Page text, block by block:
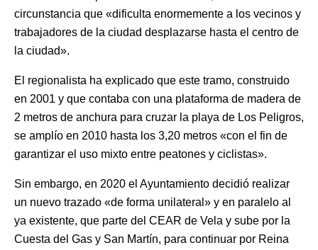
circunstancia que «dificulta enormemente a los vecinos y
trabajadores de la ciudad desplazarse hasta el centro de
la ciudad».
El regionalista ha explicado que este tramo, construido
en 2001 y que contaba con una plataforma de madera de
2 metros de anchura para cruzar la playa de Los Peligros,
se amplío en 2010 hasta los 3,20 metros «con el fin de
garantizar el uso mixto entre peatones y ciclistas».
Sin embargo, en 2020 el Ayuntamiento decidió realizar
un nuevo trazado «de forma unilateral» y en paralelo al
ya existente, que parte del CEAR de Vela y sube por la
Cuesta del Gas y San Martín, para continuar por Reina